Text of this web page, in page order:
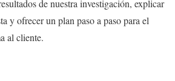
de nuestra investigación, explicar
y ofrecer un plan paso a paso para el
al cliente.